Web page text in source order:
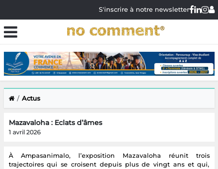
S'inscrire à notre newsletter
Actus
Mazavaloha : Eclats d’âmes
1 avril 2026
À Ampasanimalo, l’exposition Mazavaloha réunit trois
trajectoires qui se croisent depuis plus de vingt ans et qui,